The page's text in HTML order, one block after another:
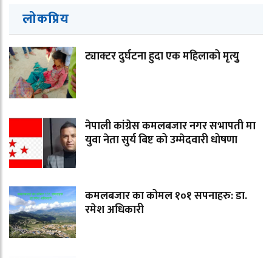
लोकप्रिय
ट्याक्टर दुर्घटना हुदा एक महिलाको मृत्युु
नेपाली कांग्रेस कमलबजार नगर सभापती मा
युवा नेता सुर्य बिष्ट को उम्मेदवारी धोषणा
कमलबजार का कोमल १०१ सपनाहरु: डा.
रमेश अधिकारी